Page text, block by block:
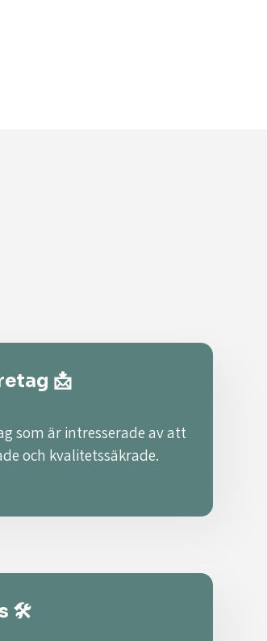
📩
som är intresserade av att
och kvalitetssäkrade.
🛠️